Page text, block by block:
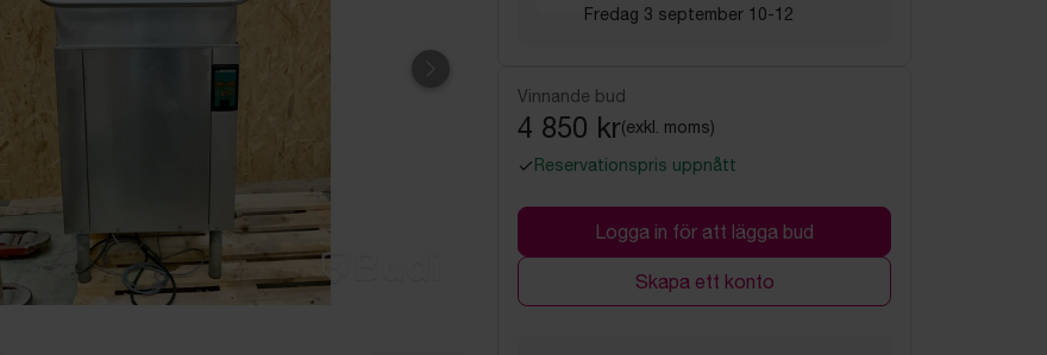
Nästa
Fredag 3 september 10-12
Vinnande bud
4 850 kr(exkl. moms)
Reservationspris uppnått
Logga in för att lägga bud
Skapa ett konto